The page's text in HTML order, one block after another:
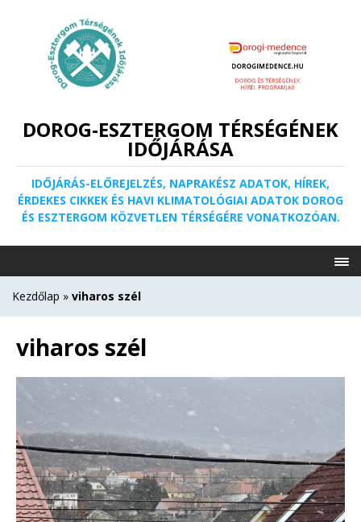
DOROG-ESZTERGOM TÉRSÉGÉNEK
IDŐJÁRÁSA
IDŐJÁRÁS-ELŐREJELZÉS, NAPRAKÉSZ ADATOK, HÍREK,
ÉRDEKES CIKKEK ÉS HAVI KLIMATOLÓGIAI ADATOK DOROG
ÉS ESZTERGOM KÖZVETLEN TÉRSÉGÉRE VONATKOZÓAN.
Kezdőlap » viharos szél
viharos szél